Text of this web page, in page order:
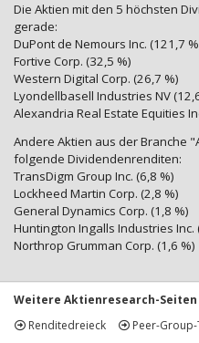
Die Aktien mit den 5 höchsten
gerade:
DuPont de Nemours Inc. (121,7
Fortive Corp. (32,5 %)
Western Digital Corp. (26,7 %)
Lyondellbasell Industries NV
Alexandria Real Estate Equities
Andere Aktien aus der Branche
folgende Dividendenrenditen:
TransDigm Group Inc. (6,8 %)
Lockheed Martin Corp. (2,8 %)
General Dynamics Corp. (1,8 %)
Huntington Ingalls Industries Inc.
Northrop Grumman Corp. (1,6 %)
Weitere Aktienresearch-Seiten
Renditedreieck
Peer-